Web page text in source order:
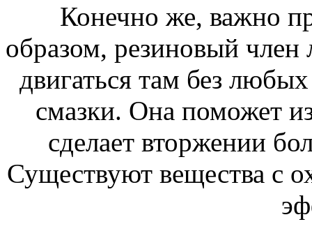
Конечно же, важно
образом, резиновый член
двигаться там без
смазки. Она поможет
сделает вторжении
Существуют вещества с